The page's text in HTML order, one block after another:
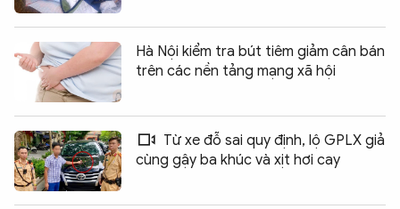
Hà Nội kiểm tra bút tiêm giảm cân bán
trên các nền tảng mạng xã hội
Từ xe đỗ sai quy định, lộ GPLX giả
cùng gậy ba khúc và xịt hơi cay